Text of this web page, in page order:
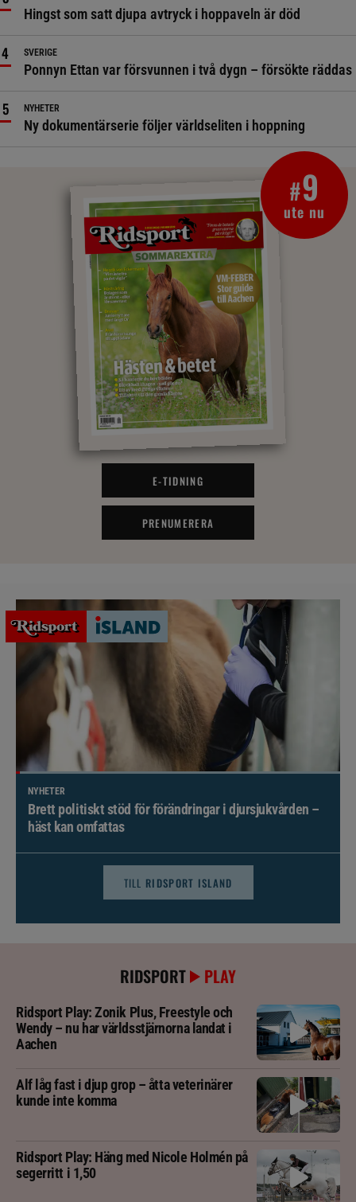
Hingst som satt djupa avtryck i hoppaveln är död
SVERIGE
Ponnyn Ettan var försvunnen i två dygn – försökte räddas
NYHETER
Ny dokumentärserie följer världseliten i hoppning
#9
ute nu
E-TIDNING
PRENUMERERA
NYHETER
Brett politiskt stöd för förändringar i djursjukvården –
häst kan omfattas
TILL RIDSPORT ISLAND
RIDSPORT PLAY
Ridsport Play: Zonik Plus, Freestyle och
Wendy – nu har världsstjärnorna landat i
Aachen
Alf låg fast i djup grop – åtta veterinärer
kunde inte komma
Ridsport Play: Häng med Nicole Holmén på
segerritt i 1,50